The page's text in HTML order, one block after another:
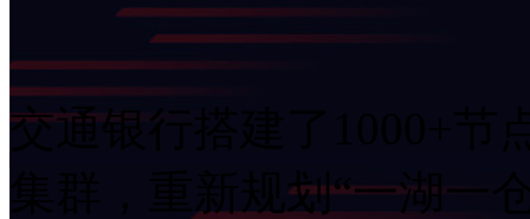
交通银行搭建了1000+节
集群，重新规划“一湖